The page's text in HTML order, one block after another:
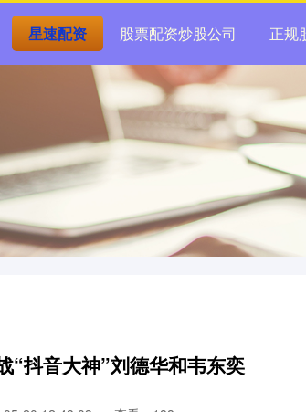
星速配资 股票配资炒股公司 正规
“抖音大神”刘德华和韦东奕